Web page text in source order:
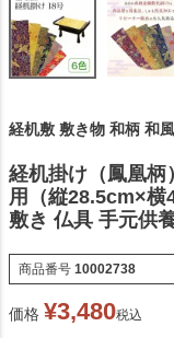
経机敷 敷き物 和柄 和
経机掛け（鳳凰柄
用（縦28.5cm×横
敷き 仏具 手元供
商品番号 10002738
価格 ¥3,480税込